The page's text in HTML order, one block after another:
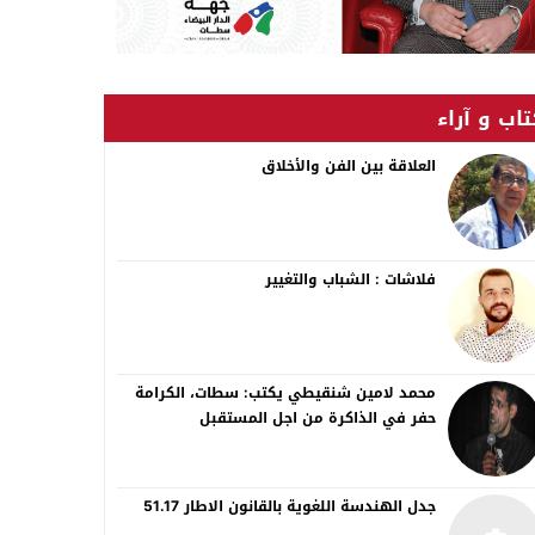
و آراء
العلاقة بين الفن والأخلاق
فلاشات : الشباب والتغيير
محمد لامين شنقيطي يكتب: سطات، الكرامة
حفر في الذاكرة من اجل المستقبل
جدل الهندسة اللغوية بالقانون الاطار 51.17